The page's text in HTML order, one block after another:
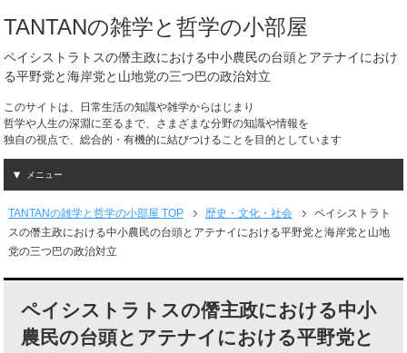
TANTANの雑学と哲学の小部屋
ペイシストラトスの僭主政における中小農民の台頭とアテナイにおけ
る平野党と海岸党と山地党の三つ巴の政治対立
このサイトは、日常生活の知識や雑学からはじまり
哲学や人生の深淵に至るまで、さまざまな分野の知識や情報を
独自の視点で、総合的・有機的に結びつけることを目的としています
メニュー
TANTANの雑学と哲学の小部屋 TOP 歴史・文化・社会
ペイシストラト
スの僭主政における中小農民の台頭とアテナイにおける平野党と海岸党と山地
党の三つ巴の政治対立
ペイシストラトスの僭主政における中小
農民の台頭とアテナイにおける平野党と